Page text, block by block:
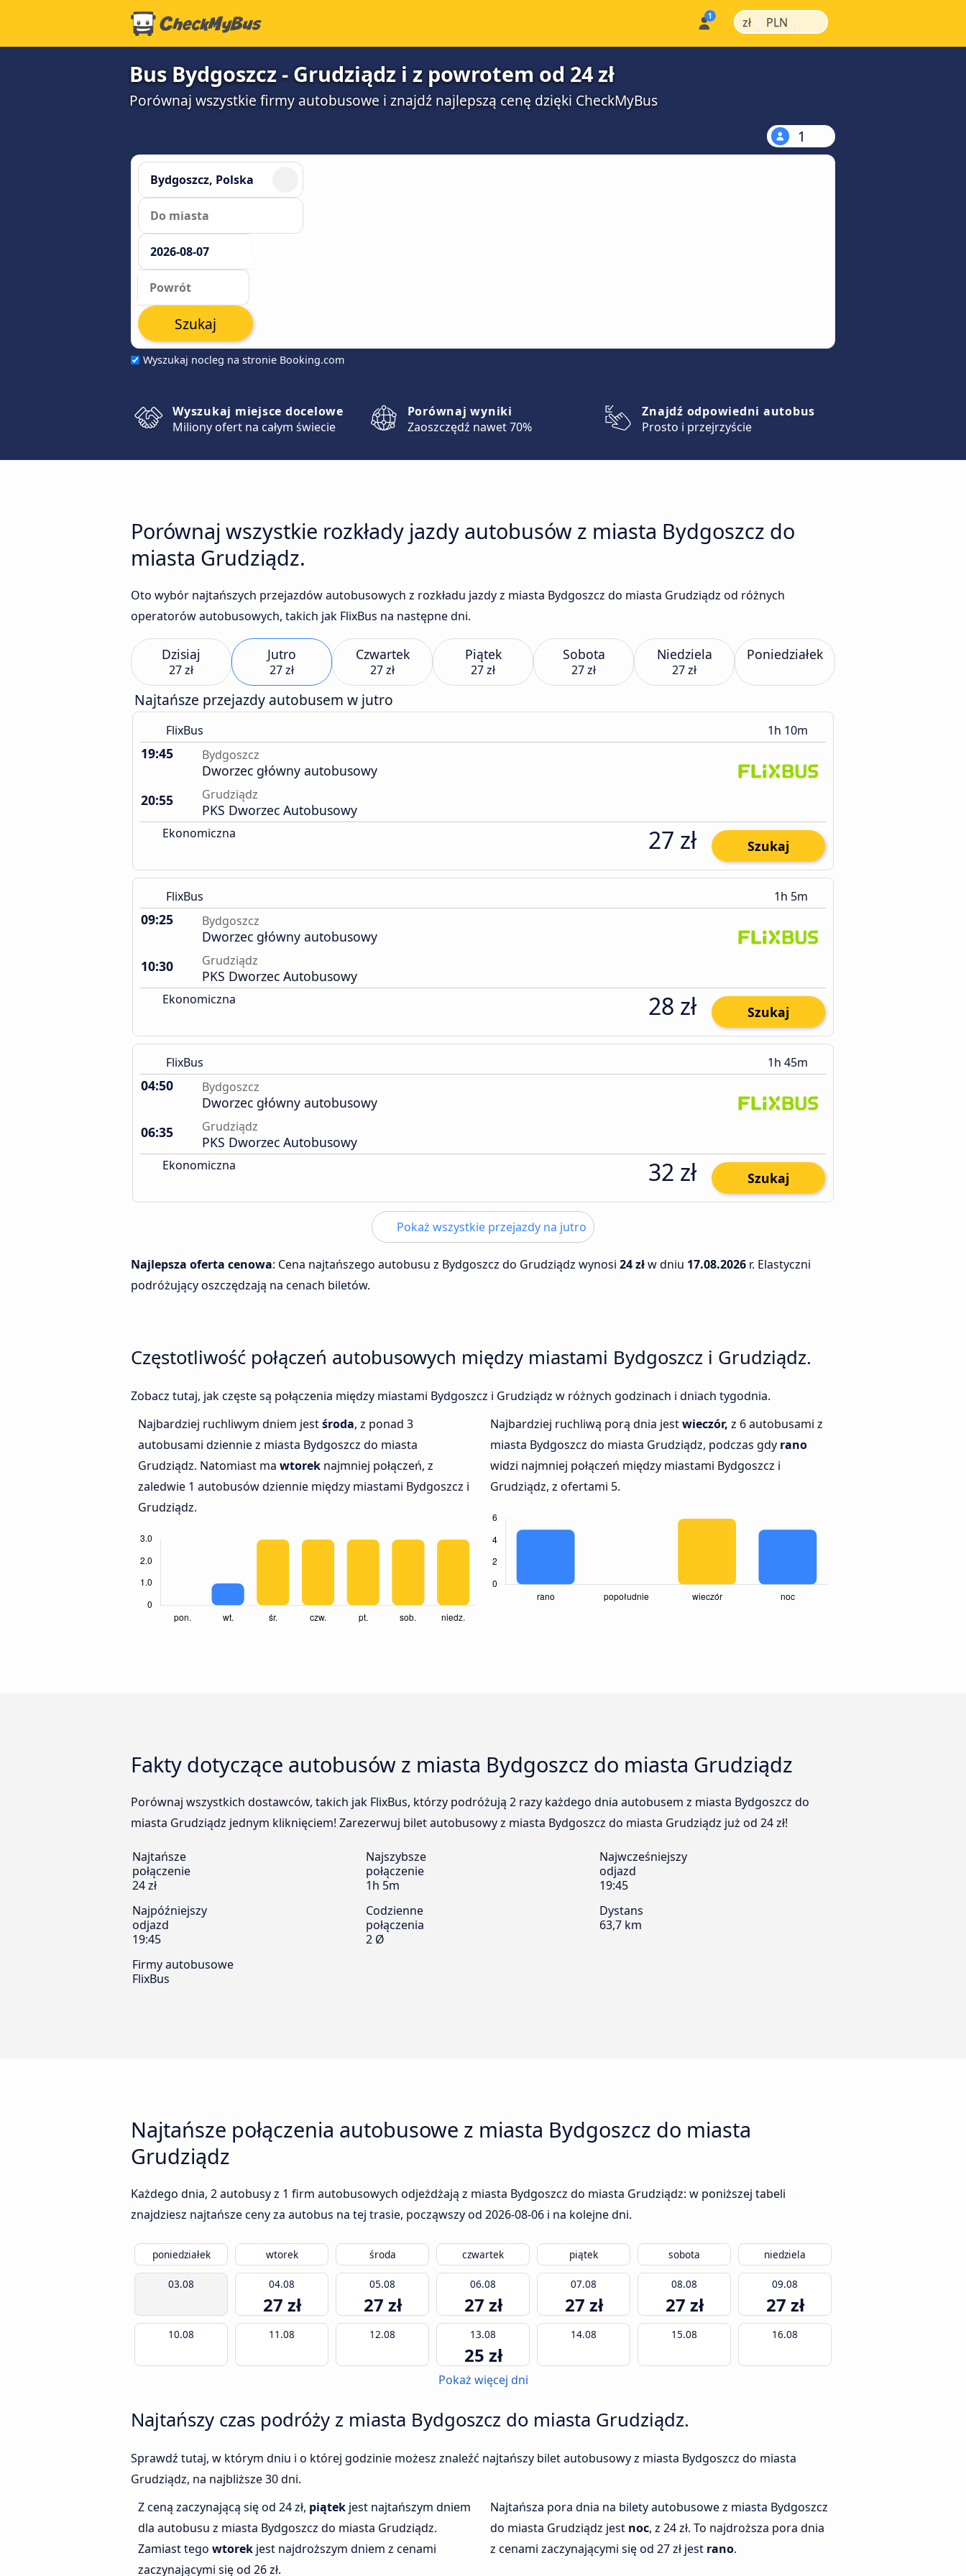
zł | PLN |
Bus Bydgoszcz - Grudziądz i z powrotem od 24 zł
Porównaj wszystkie firmy autobusowe i znajdź najlepszą cenę dzięki CheckMyBus
1
Wyszukaj nocleg na stronie Booking.com
Szukaj
Wyszukaj miejsce docelowe
Miliony ofert na całym świecie
Porównaj wyniki
Zaoszczędź nawet 70%
Znajdź odpowiedni autobus
Prosto i przejrzyście
Porównaj wszystkie rozkłady jazdy autobusów z miasta Bydgoszcz do
miasta Grudziądz.
Oto wybór najtańszych przejazdów autobusowych z rozkładu jazdy z miasta Bydgoszcz do miasta Grudziądz od różnych
operatorów autobusowych, takich jak FlixBus na następne dni.
Dzisiaj
27 zł
Jutro
27 zł
Czwartek
27 zł
Piątek
27 zł
Sobota
27 zł
Niedziela
27 zł
Poniedziałek
Najtańsze przejazdy autobusem w jutro
FlixBus 1h 10m
19:45 Bydgoszcz
Dworzec główny autobusowy
20:55
Grudziądz
PKS Dworzec Autobusowy
Ekonomiczna 27 zł Szukaj
FlixBus 1h 5m
09:25 Bydgoszcz
Dworzec główny autobusowy
10:30
Grudziądz
PKS Dworzec Autobusowy
Ekonomiczna 28 zł Szukaj
FlixBus 1h 45m
04:50 Bydgoszcz
Dworzec główny autobusowy
06:35
Grudziądz
PKS Dworzec Autobusowy
Ekonomiczna 32 zł Szukaj
Pokaż wszystkie przejazdy na jutro
Najlepsza oferta cenowa: Cena najtańszego autobusu z Bydgoszcz do Grudziądz wynosi 24 złw dniu 17.08.2026 r. Elastyczni
podróżujący oszczędzają na cenach biletów.
Częstotliwość połączeń autobusowych między miastami Bydgoszcz i Grudziądz.
Zobacz tutaj, jak częste są połączenia między miastami Bydgoszcz i Grudziądz w różnych godzinach i dniach tygodnia.
Najbardziej ruchliwym dniem jestśroda, z ponad 3
autobusami dziennie z miasta Bydgoszcz do miasta
Grudziądz. Natomiast ma wtorek najmniej połączeń, z
zaledwie 1 autobusów dziennie między miastami Bydgoszcz i
Grudziądz.
Najbardziej ruchliwą porą dnia jestwieczór, z 6 autobusami z
miasta Bydgoszcz do miasta Grudziądz, podczas gdy rano
widzi najmniej połączeń między miastami Bydgoszcz i
Grudziądz, z ofertami 5.
Fakty dotyczące autobusów z miasta Bydgoszcz do miasta Grudziądz
Porównaj wszystkich dostawców, takich jak FlixBus, którzy podróżują 2 razy każdego dnia autobusem z miasta Bydgoszcz do
miasta Grudziądz jednym kliknięciem! Zarezerwuj bilet autobusowy z miasta Bydgoszcz do miasta Grudziądz już od 24 zł!
Najtańsze
połączenie
24 zł
Najszybsze
połączenie
1h 5m
Najwcześniejszy
odjazd
19:45
Najpóźniejszy
odjazd
19:45
Codzienne
połączenia
2 Ø
Dystans
63,7 km
Firmy autobusowe
FlixBus
Najtańsze połączenia autobusowe z miasta Bydgoszcz do miasta
Grudziądz
Każdego dnia, 2 autobusy z 1 firm autobusowych odjeżdżają z miasta Bydgoszcz do miasta Grudziądz: w poniższej tabeli
znajdziesz najtańsze ceny za autobus na tej trasie, począwszy od 2026-08-06 i na kolejne dni.
poniedziałek wtorek środa czwartek piątek sobota niedziela
03.08 04.08
27 zł
05.08
27 zł
06.08
27 zł
07.08
27 zł
08.08
27 zł
09.08
27 zł
10.08 11.08 12.08 13.08
25 zł
14.08 15.08 16.08
Pokaż więcej dni
Najtańszy czas podróży z miasta Bydgoszcz do miasta Grudziądz.
Sprawdź tutaj, w którym dniu i o której godzinie możesz znaleźć najtańszy bilet autobusowy z miasta Bydgoszcz do miasta
Grudziądz, na najbliższe 30 dni.
Z ceną zaczynającą się od 24 zł, piątek jest najtańszym dniem
dla autobusu z miasta Bydgoszcz do miasta Grudziądz.
Zamiast tego wtorek jest najdroższym dniem z cenami
zaczynającymi się od 26 zł.
Najtańsza pora dnia na bilety autobusowe z miasta Bydgoszcz
do miasta Grudziądz jest noc, z 24 zł. To najdroższa pora dnia
z cenami zaczynającymi się od 27 zł jest rano.